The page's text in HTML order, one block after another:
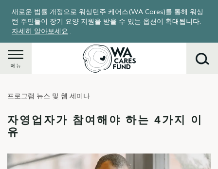
텐
새로운 법률 개정으로 워싱턴주 케어스(WA Cares)를 통해 워싱
턴 주민들이 장기 요양 지원을 받을 수 있는 옵션이 확대됩니다.
자세히 알아보세요 .
메뉴
프로그램 뉴스 및 웹 세미나
자영업자가 참여해야 하는 4가지 이
유